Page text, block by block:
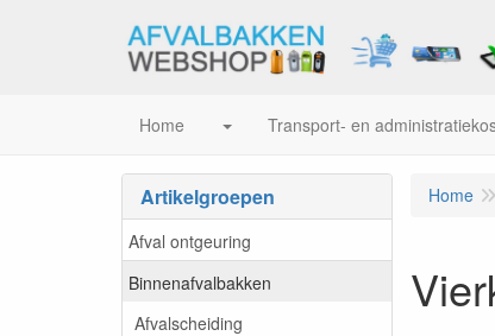
Home Transport- en
Artikelgroepen
Afval ontgeuring
Binnenafvalbakken
Afvalscheiding
Home